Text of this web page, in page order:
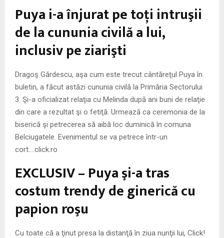
N
U
Puya i-a înjurat pe toţi intruşii
de la cununia civilă a lui,
inclusiv pe ziarişti
Dragoş Gărdescu, aşa cum este trecut cântăreţul Puya în
buletin, a făcut astăzi cununia civilă la Primăria Sectorului
3. Şi-a oficializat relaţia cu Melinda după ani buni de relaţie
din care a rezultat şi o fetiţă. Urmează ca ceremonia de la
biserică şi petrecerea să aibă loc duminică în comuna
Belciugatele. Evenimentul se va petrece într-un
cort….click.ro
EXCLUSIV – Puya şi-a tras
costum trendy de ginerică cu
papion roşu
Cu toate că a ţinut presa la distanţă în ziua nunţii lui, Click!